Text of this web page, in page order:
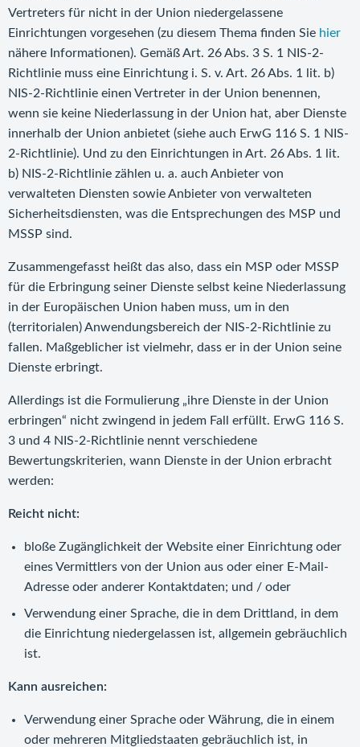
Vertreters für nicht in der Union niedergelassene
Einrichtungen vorgesehen (zu diesem Thema finden Sie hier
nähere Informationen). Gemäß Art. 26 Abs. 3 S. 1 NIS-2-
Richtlinie muss eine Einrichtung i. S. v. Art. 26 Abs. 1 lit. b)
NIS-2-Richtlinie einen Vertreter in der Union benennen,
wenn sie keine Niederlassung in der Union hat, aber Dienste
innerhalb der Union anbietet (siehe auch ErwG 116 S. 1 NIS-
2-Richtlinie). Und zu den Einrichtungen in Art. 26 Abs. 1 lit.
b) NIS-2-Richtlinie zählen u. a. auch Anbieter von
verwalteten Diensten sowie Anbieter von verwalteten
Sicherheitsdiensten, was die Entsprechungen des MSP und
MSSP sind.
Zusammengefasst heißt das also, dass ein MSP oder MSSP
für die Erbringung seiner Dienste selbst keine Niederlassung
in der Europäischen Union haben muss, um in den
(territorialen) Anwendungsbereich der NIS-2-Richtlinie zu
fallen. Maßgeblicher ist vielmehr, dass er in der Union seine
Dienste erbringt.
Allerdings ist die Formulierung „ihre Dienste in der Union
erbringen“ nicht zwingend in jedem Fall erfüllt. ErwG 116 S.
3 und 4 NIS-2-Richtlinie nennt verschiedene
Bewertungskriterien, wann Dienste in der Union erbracht
werden:
Reicht nicht:
bloße Zugänglichkeit der Website einer Einrichtung oder
eines Vermittlers von der Union aus oder einer E-Mail-
Adresse oder anderer Kontaktdaten; und / oder
Verwendung einer Sprache, die in dem Drittland, in dem
die Einrichtung niedergelassen ist, allgemein gebräuchlich
ist.
Kann ausreichen:
Verwendung einer Sprache oder Währung, die in einem
oder mehreren Mitgliedstaaten gebräuchlich ist, in